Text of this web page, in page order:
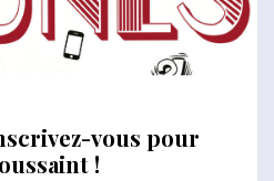
vous pour
!